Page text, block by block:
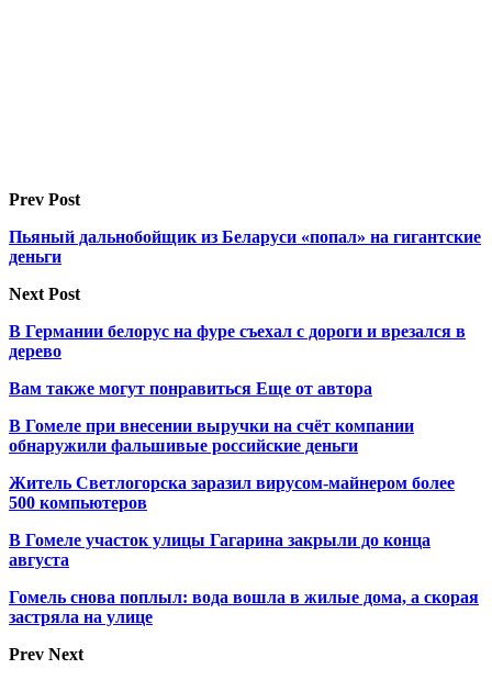
Prev Post
Пьяный дальнобойщик из Беларуси «попал» на гигантские
деньги
Next Post
В Германии белорус на фуре съехал с дороги и врезался в
дерево
Вам также могут понравиться Еще от автора
В Гомеле при внесении выручки на счёт компании
обнаружили фальшивые российские деньги
Житель Светлогорска заразил вирусом-майнером более
500 компьютеров
В Гомеле участок улицы Гагарина закрыли до конца
августа
Гомель снова поплыл: вода вошла в жилые дома, а скорая
застряла на улице
Prev Next